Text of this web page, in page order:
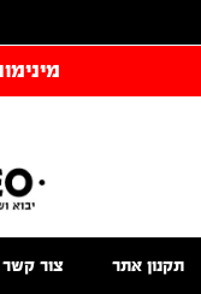
תקנון אתר צור קשר